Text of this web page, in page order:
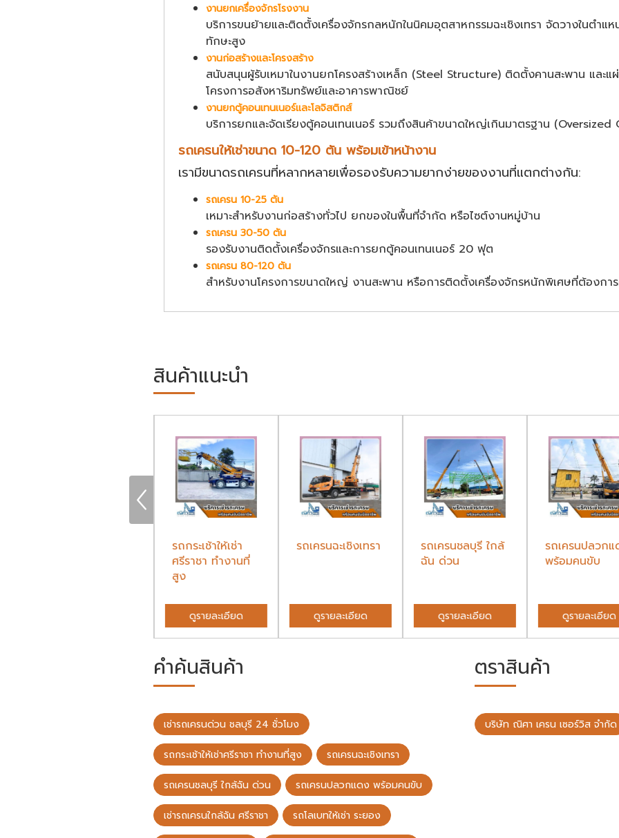
งานยกเครื่องจักรโรงงาน
บริการขนย้ายและติดตั้งเครื่องจักรกลหนักในนิคมอุตสาหกรรมฉะเชิงเทรา จัดวางในตำ
ทักษะสูง
งานก่อสร้างและโครงสร้าง
สนับสนุนผู้รับเหมาในงานยกโครงสร้างเหล็ก (Steel Structure) ติดตั้งคานสะพาน และแ
โครงการอสังหาริมทรัพย์และอาคารพาณิชย์
งานยกตู้คอนเทนเนอร์และโลจิสติกส์
บริการยกและจัดเรียงตู้คอนเทนเนอร์ รวมถึงสินค้าขนาดใหญ่เกินมาตรฐาน (Oversized
รถเครนให้เช่าขนาด 10-120 ตัน พร้อมเข้าหน้างาน
เรามีขนาดรถเครนที่หลากหลายเพื่อรองรับความยากง่ายของงานที่แตกต่างกัน:
รถเครน 10-25 ตัน
เหมาะสำหรับงานก่อสร้างทั่วไป ยกของในพื้นที่จำกัด หรือไซต์งานหมู่บ้าน
รถเครน 30-50 ตัน
รองรับงานติดตั้งเครื่องจักรและการยกตู้คอนเทนเนอร์ 20 ฟุต
รถเครน 80-120 ตัน
สำหรับงานโครงการขนาดใหญ่ งานสะพาน หรือการติดตั้งเครื่องจักรหนักพิเศษที่ต้องก
สินค้าแนะนำ
รถกระเช้าให้เช่า
ศรีราชา ทำงานที่
สูง
ดูรายละเอียด
รถเครนฉะเชิงเทรา
ดูรายละเอียด
รถเครนชลบุรี ใกล้
ฉัน ด่วน
ดูรายละเอียด
รถเครนปลวกแ
พร้อมคนขับ
ดูรายละเอียด
คำค้นสินค้า
เช่ารถเครนด่วน ชลบุรี 24 ชั่วโมง
รถกระเช้าให้เช่าศรีราชา ทำงานที่สูง รถเครนฉะเชิงเทรา
รถเครนชลบุรี ใกล้ฉัน ด่วน รถเครนปลวกแดง พร้อมคนขับ
เช่ารถเครนใกล้ฉัน ศรีราชา รถโลเบทให้เช่า ระยอง
ตราสินค้า
บริษัท ณิศา เครน เซอร์วิส จำกัด